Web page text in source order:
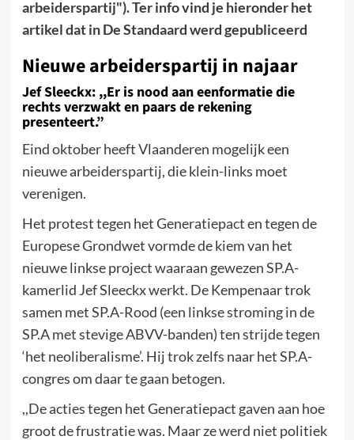
arbeiderspartij"). Ter info vind je hieronder het
artikel dat in De Standaard werd gepubliceerd
Nieuwe arbeiderspartij in najaar
Jef Sleeckx: ,,Er is nood aan eenformatie die
rechts verzwakt en paars de rekening
presenteert.”
Eind oktober heeft Vlaanderen mogelijk een
nieuwe arbeiderspartij, die klein-links moet
verenigen.
Het protest tegen het Generatiepact en tegen de
Europese Grondwet vormde de kiem van het
nieuwe linkse project waaraan gewezen SP.A-
kamerlid Jef Sleeckx werkt. De Kempenaar trok
samen met SP.A-Rood (een linkse stroming in de
SP.A met stevige ABVV-banden) ten strijde tegen
‘het neoliberalisme’. Hij trok zelfs naar het SP.A-
congres om daar te gaan betogen.
,,De acties tegen het Generatiepact gaven aan hoe
groot de frustratie was. Maar ze werd niet politiek